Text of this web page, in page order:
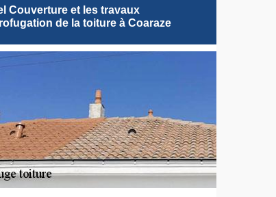
Couverture et les travaux
de la toiture à Coaraze